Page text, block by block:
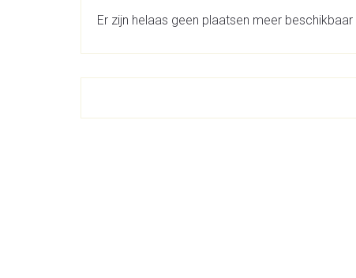
Er zijn helaas geen plaatsen meer